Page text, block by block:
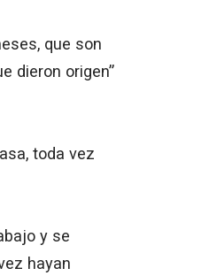
que son
dieron origen”
toda vez
y se
hayan